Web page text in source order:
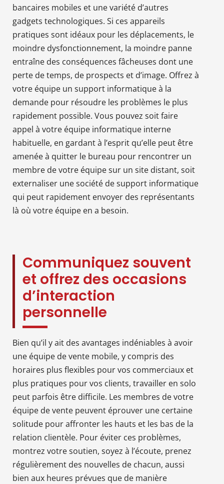
bancaires mobiles et une variété d’autres
gadgets technologiques. Si ces appareils
pratiques sont idéaux pour les déplacements, le
moindre dysfonctionnement, la moindre panne
entraîne des conséquences fâcheuses dont une
perte de temps, de prospects et d’image. Offrez à
votre équipe un support informatique à la
demande pour résoudre les problèmes le plus
rapidement possible. Vous pouvez soit faire
appel à votre équipe informatique interne
habituelle, en gardant à l’esprit qu’elle peut être
amenée à quitter le bureau pour rencontrer un
membre de votre équipe sur un site distant, soit
externaliser une société de support informatique
qui peut rapidement envoyer des représentants
là où votre équipe en a besoin.
Communiquez souvent
et offrez des occasions
d’interaction
personnelle
Bien qu’il y ait des avantages indéniables à avoir
une équipe de vente mobile, y compris des
horaires plus flexibles pour vos commerciaux et
plus pratiques pour vos clients, travailler en solo
peut parfois être difficile. Les membres de votre
équipe de vente peuvent éprouver une certaine
solitude pour affronter les hauts et les bas de la
relation clientèle. Pour éviter ces problèmes,
montrez votre soutien, soyez à l’écoute, prenez
régulièrement des nouvelles de chacun, aussi
bien aux heures prévues que de manière